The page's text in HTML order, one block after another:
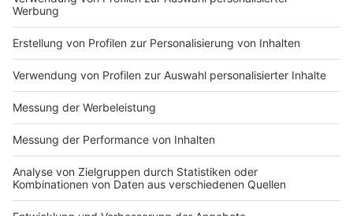
Wer sich die gesamte Liste detailiert durchlesen
möchte, klicktauf diesen Link.
Autor: Joachim Schultheis